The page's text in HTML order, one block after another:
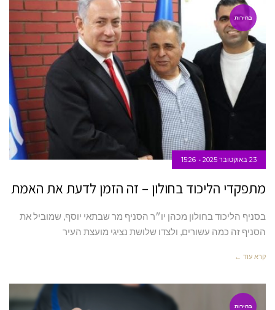
בחירות
23 באוקטובר 2025 15:26
מתפקדי הליכוד בחולון – זה הזמן לדעת את האמת
בסניף הליכוד בחולון מכהן יו״ר הסניף מר שבתאי יוסף, שמוביל את
הסניף זה כמה עשורים, ולצדו שלושת נציגי מועצת העיר
קרא עוד ←
בחירות